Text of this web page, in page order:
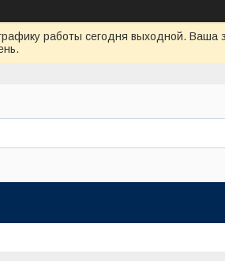
работы сегодня выходной. Ваша